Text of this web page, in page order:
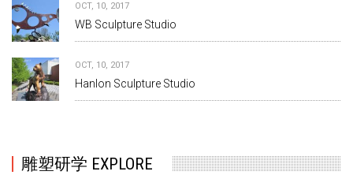
OCT, 10, 2017
WB Sculpture Studio
OCT, 10, 2017
Hanlon Sculpture Studio
雕塑研学 EXPLORE